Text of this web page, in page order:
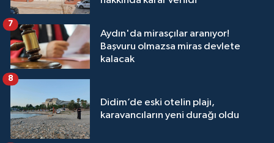
Aydın'da mirasçılar aranıyor!
Başvuru olmazsa miras devlete
kalacak
7
Didim’de eski otelin plajı,
karavancıların yeni durağı oldu
8